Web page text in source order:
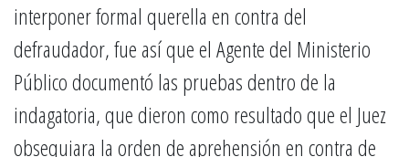
interponer formal querella en contra del
defraudador, fue así que el Agente del Ministerio
Público documentó las pruebas dentro de la
indagatoria, que dieron como resultado que el Juez
obsequiara la orden de aprehensión en contra de